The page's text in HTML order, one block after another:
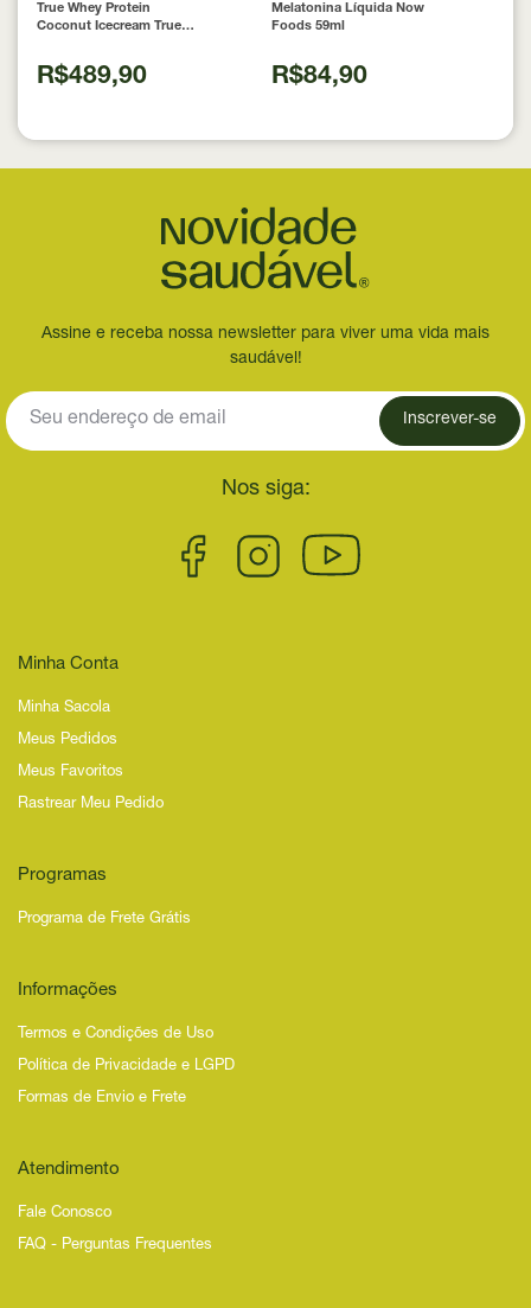
True Whey Protein
Coconut Icecream True
R$489,90
Melatonina Líquida Now
Foods 59ml
R$84,90
Assine e receba nossa newsletter para viver uma vida mais
saudável!
Inscrever-se
Nos siga:
Minha Conta
Minha Sacola
Meus Pedidos
Meus Favoritos
Rastrear Meu Pedido
Programas
Programa de Frete Grátis
Informações
Termos e Condições de Uso
Política de Privacidade e LGPD
Formas de Envio e Frete
Atendimento
Fale Conosco
FAQ - Perguntas Frequentes